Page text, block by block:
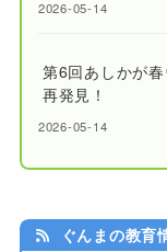
2026-05-14
第6回あしかが
再発見！
2026-05-14
ぐんまの教育